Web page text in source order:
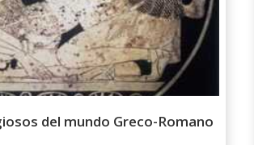
del mundo Greco-Romano